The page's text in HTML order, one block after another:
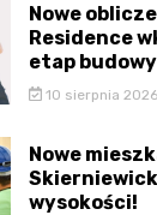
Nowe
Residence
etap budowy
10 sierpnia 2026
Nowe
wysokości!